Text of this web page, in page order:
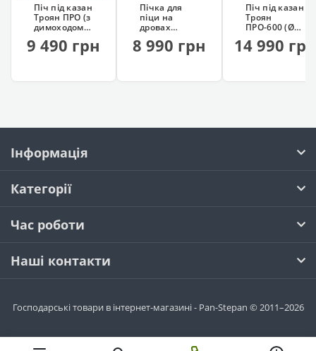
Піч під казан
Троян ПРО (з
димоходом,
9 490 грн
Пічка для
піци на
дровах
8 990 грн
Піч під казан
Троян
ПРО-600 (Ø60
14 990 грн
Інформація
Категорії
Час роботи
Наші контакти
Господарські товари в інтернет-магазині - Pan-Stepan © 2011–2026